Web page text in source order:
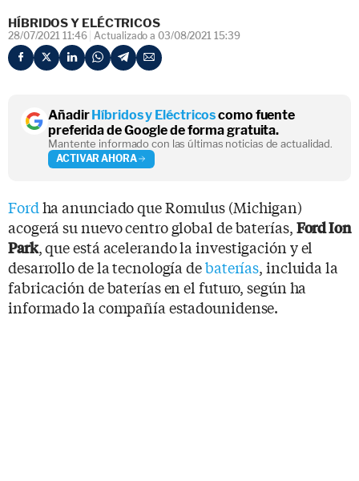
HÍBRIDOS Y ELÉCTRICOS
28/07/2021 11:46 Actualizado a 03/08/2021 15:39
AñadirHíbridos y Eléctricoscomo fuente
preferida de Google de forma gratuita.
Mantente informado con las últimas noticias de actualidad.
ACTIVAR AHORA
Fordha anunciado que Romulus (Michigan)
acogerá su nuevo centro global de baterías, Ford Ion
Park, que está acelerando la investigación y el
desarrollo de la tecnología debaterías, incluida la
fabricación de baterías en el futuro, según ha
informado la compañía estadounidense.